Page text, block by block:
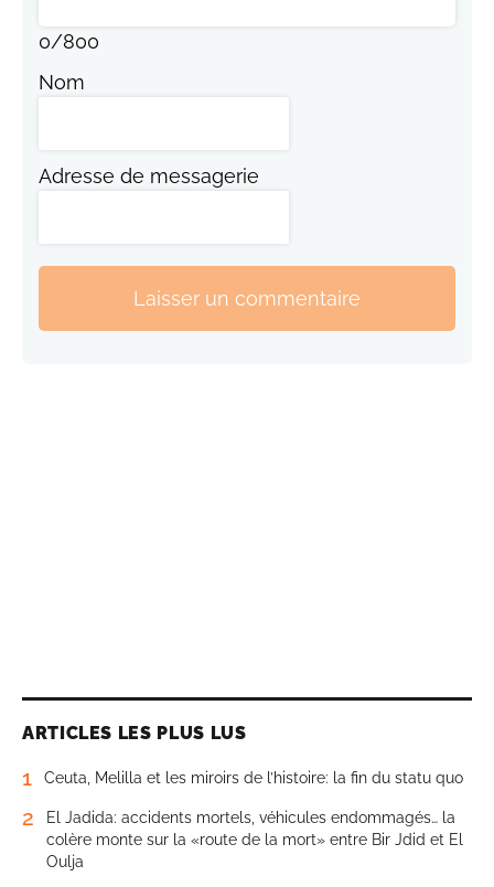
0/800
Nom
Adresse de messagerie
Laisser un commentaire
ARTICLES LES PLUS LUS
1 Ceuta, Melilla et les miroirs de l’histoire: la fin du statu quo
2
El Jadida: accidents mortels, véhicules endommagés… la
colère monte sur la «route de la mort» entre Bir Jdid et El
Oulja